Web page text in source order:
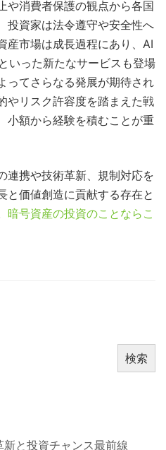
や消費者保護の観点から各国
投資家は法令遵守や安全性へ
産市場は成長過程にあり、AI
いった新たなサービスも登場
ってさらなる発展が期待され
やリスク許容度を踏まえた戦
小額から経験を積むことが重
連携や技術革新、規制対応を
と価値創造に貢献する存在と
暗号資産の投資のことならこ
検索
と投資チャンス最前線